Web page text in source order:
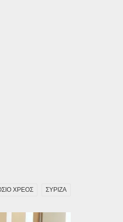
ΧΡΕΟΣ ΣΥΡΙΖΑ